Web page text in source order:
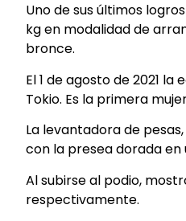
Uno de sus últimos
kg en modalidad de
bronce.
El 1 de agosto de 2021
Tokio. Es la primera
La levantadora de
con la presea dorada en
Al subirse al podio,
respectivamente.